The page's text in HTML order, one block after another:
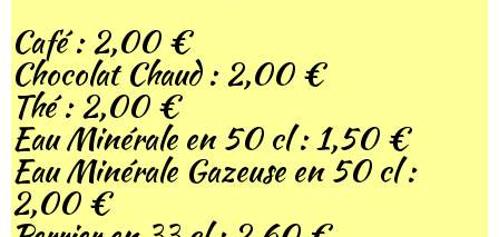
Café : 2,00 €
Chocolat Chaud : 2,00 €
Thé : 2,00 €
Eau Minérale en 50 cl : 1,50 €
Eau Minérale Gazeuse en 50 cl :
2,00 €